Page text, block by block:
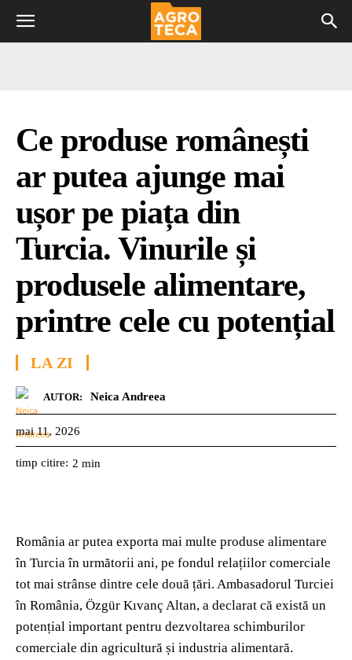
Ce produse românești
ar putea ajunge mai
ușor pe piața din
Turcia. Vinurile și
produsele alimentare,
printre cele cu potențial
LA ZI
AUTOR: Neica Andreea
mai 11, 2026
timp citire: 2 min
România ar putea exporta mai multe produse alimentare
în Turcia în următorii ani, pe fondul relațiilor comerciale
tot mai strânse dintre cele două țări. Ambasadorul Turciei
în România, Özgür Kıvanç Altan, a declarat că există un
potențial important pentru dezvoltarea schimburilor
comerciale din agricultură și industria alimentară.